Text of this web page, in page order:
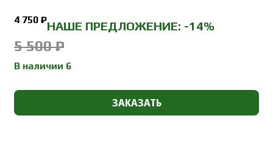
4 750 ₽НАШЕ ПРЕДЛОЖЕНИЕ: -14%
5 500 ₽
В наличии 6
ЗАКАЗАТЬ